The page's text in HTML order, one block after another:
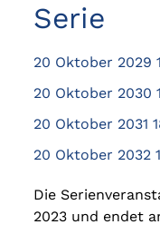
Serie
20 Oktober 2029
20 Oktober 2030
20 Oktober 2031
20 Oktober 2032
Die
2023 und endet